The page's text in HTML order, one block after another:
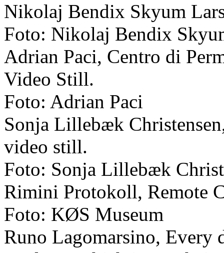
Nikolaj Bendix Skyum
Foto: Nikolaj Bendix
Adrian Paci, Centro di
Video Still.
Foto: Adrian Paci
Sonja Lillebæk
video still.
Foto: Sonja Lillebæk
Rimini Protokoll, Remote
Foto: KØS Museum
Runo Lagomarsino, Every